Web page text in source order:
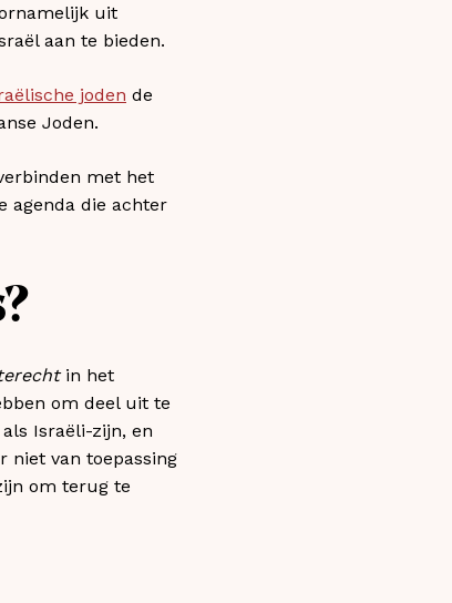
uit
aan te bieden.
joden de
Joden.
met het
agenda die achter
in het
om deel uit te
Israëli-zijn, en
niet van toepassing
om terug te